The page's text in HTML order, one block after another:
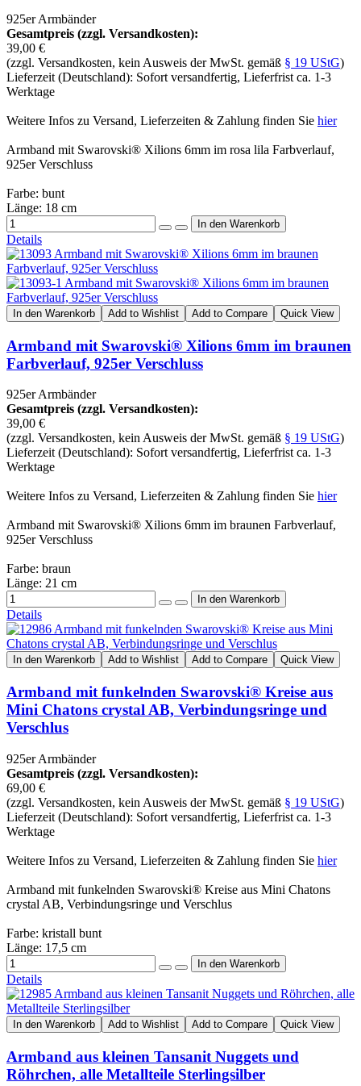
925er Armbänder
Gesamtpreis (zzgl. Versandkosten):
39,00 €
(zzgl. Versandkosten, kein Ausweis der MwSt. gemäß § 19 UStG)
Lieferzeit (Deutschland): Sofort versandfertig, Lieferfrist ca. 1-3
Werktage
Weitere Infos zu Versand, Lieferzeiten & Zahlung finden Sie hier
Armband mit Swarovski® Xilions 6mm im rosa lila Farbverlauf,
925er Verschluss
Farbe: bunt
Länge: 18 cm
Details
In den Warenkorb Add to Wishlist Add to Compare Quick View
Armband mit Swarovski® Xilions 6mm im braunen
Farbverlauf, 925er Verschluss
925er Armbänder
Gesamtpreis (zzgl. Versandkosten):
39,00 €
(zzgl. Versandkosten, kein Ausweis der MwSt. gemäß § 19 UStG)
Lieferzeit (Deutschland): Sofort versandfertig, Lieferfrist ca. 1-3
Werktage
Weitere Infos zu Versand, Lieferzeiten & Zahlung finden Sie hier
Armband mit Swarovski® Xilions 6mm im braunen Farbverlauf,
925er Verschluss
Farbe: braun
Länge: 21 cm
Details
In den Warenkorb Add to Wishlist Add to Compare Quick View
Armband mit funkelnden Swarovski® Kreise aus
Mini Chatons crystal AB, Verbindungsringe und
Verschlus
925er Armbänder
Gesamtpreis (zzgl. Versandkosten):
69,00 €
(zzgl. Versandkosten, kein Ausweis der MwSt. gemäß § 19 UStG)
Lieferzeit (Deutschland): Sofort versandfertig, Lieferfrist ca. 1-3
Werktage
Weitere Infos zu Versand, Lieferzeiten & Zahlung finden Sie hier
Armband mit funkelnden Swarovski® Kreise aus Mini Chatons
crystal AB, Verbindungsringe und Verschlus
Farbe: kristall bunt
Länge: 17,5 cm
Details
In den Warenkorb Add to Wishlist Add to Compare Quick View
Armband aus kleinen Tansanit Nuggets und
Röhrchen, alle Metallteile Sterlingsilber